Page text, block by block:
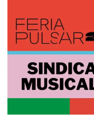
IQUIQUE
2024:
ACTIVIDADES
ARTÍSTICAS
Y
CULTURALES
PARA
FORTALECER
LA
MEMORIA
COLECTIVA